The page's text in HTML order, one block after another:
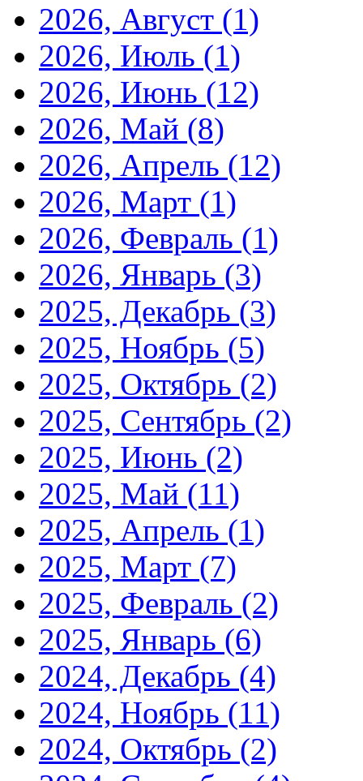
2026, Август (1)
2026, Июль (1)
2026, Июнь (12)
2026, Май (8)
2026, Апрель (12)
2026, Март (1)
2026, Февраль (1)
2026, Январь (3)
2025, Декабрь (3)
2025, Ноябрь (5)
2025, Октябрь (2)
2025, Сентябрь (2)
2025, Июнь (2)
2025, Май (11)
2025, Апрель (1)
2025, Март (7)
2025, Февраль (2)
2025, Январь (6)
2024, Декабрь (4)
2024, Ноябрь (11)
2024, Октябрь (2)